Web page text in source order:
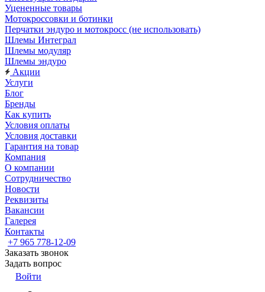
Уцененные товары
Мотокроссовки и ботинки
Перчатки эндуро и мотокросс (не использовать)
Шлемы Интеграл
Шлемы модуляр
Шлемы эндуро
Акции
Услуги
Блог
Бренды
Как купить
Условия оплаты
Условия доставки
Гарантия на товар
Компания
О компании
Сотрудничество
Новости
Реквизиты
Вакансии
Галерея
Контакты
+7 965 778-12-09
Заказать звонок
Задать вопрос
Войти